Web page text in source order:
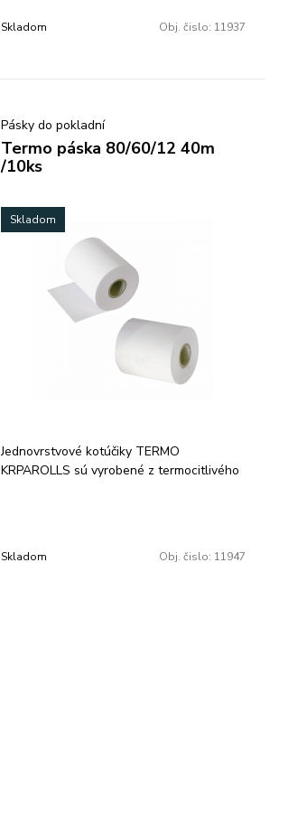
Skladom Obj. čislo: 11937
Pásky do pokladní
Termo páska 80/60/12 40m
/10ks
Skladom
Jednovrstvové kotúčiky TERMO
KRPAROLLS sú vyrobené z termocitlivého
ks 1 kartón = 6 bal (t.z. 60 ks) 1 paleta =
Skladom Obj. čislo: 11947